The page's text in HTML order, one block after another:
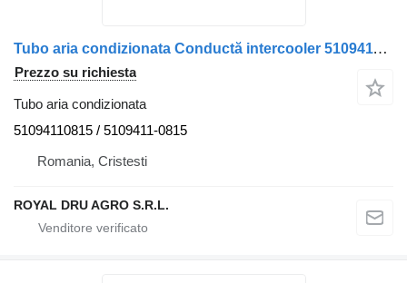
Tubo aria condizionata Conductă intercooler 51094110815 per camion MAN 51094110815 51.09411-0815
Prezzo su richiesta
Tubo aria condizionata
51094110815 / 5109411-0815
Romania, Cristesti
ROYAL DRU AGRO S.R.L.